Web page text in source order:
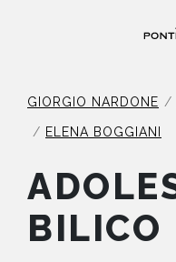
GIORGIO NARDONE
ELENA BOGGIANI
BILICO